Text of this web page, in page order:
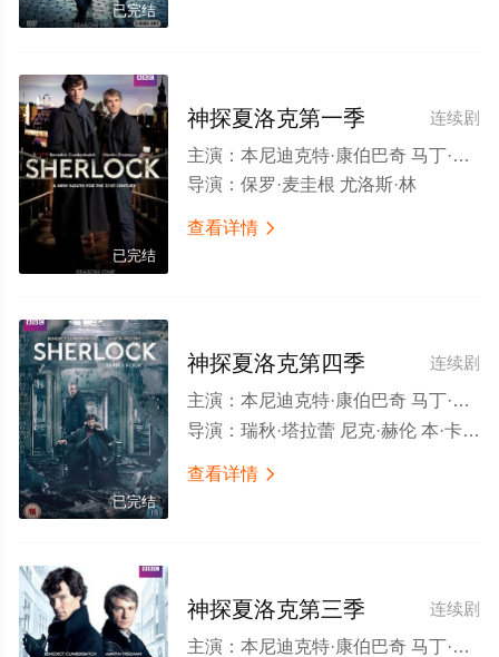
已完结
已完结
连续剧
神探夏洛克第一季
主演： 本尼迪克特·康伯巴奇 马丁·弗瑞曼 鲁珀特·格雷夫斯 安德鲁·斯科特 马克·加蒂斯 尤娜·斯塔布斯 露易丝·布瑞丽 菲尔·戴维斯 嘉玛·陈 奥利维亚·波莉 雯叶特·罗宾逊 坦娅·穆迪 希欧布罕·休莱特 约翰·麦克米兰 杰克·本斯 保罗·彻克 丹尼尔·伯希威尔 博迪·卡维尔 阿尔·韦弗 佐伊·特尔福德 黛布拉·摩尔 马修·尼达姆 Lauren Crace
导演： 保罗·麦圭根 尤洛斯·林
查看详情 
已完结
连续剧
神探夏洛克第四季
主演： 本尼迪克特·康伯巴奇 马丁·弗瑞曼 鲁珀特·格雷夫斯 马克·加蒂斯 安德鲁·斯科特 阿曼达·阿宾顿 尤娜·斯塔布斯 露易丝·布瑞丽 托比·琼斯 琳赛·邓肯 珊·布鲁克 玛西娅·沃伦 西蒙·坤茨 拉斯·米克尔森 埃莉诺·松浦 萨沙·达万 保罗·彻克 查尔斯·爱德华兹 阿曼达·鲁特 罗伯·卡伦德 理查德·西姆斯 安德鲁·伯恩 坦娅·穆迪 James Holmes 艾丽托马斯 David Cromarty Neal Barry 加布里埃尔·格莱斯特 Harry Gostelow
导演： 瑞秋·塔拉蕾 尼克·赫伦 本·卡隆
查看详情 
连续剧
神探夏洛克第三季
主演： 本尼迪克特·康伯巴奇 马丁·弗瑞曼 鲁珀特·格雷夫斯 马克·加蒂斯 安德鲁·斯科特 劳拉·普沃 尤娜·斯塔布斯 露易丝·布瑞丽 阿曼达·阿宾顿 乔纳森·阿里斯 婉妲·泛森 蒂莫西·卡尔顿 大卫·芬恩 莎朗·鲁妮 里克·沃登 戴维·甘特 艾德·伯奇 利萨·麦克阿里斯特 达伦·布朗 拉斯科·阿特金斯 拉斯·米克尔森 亚当·普里克特 保罗·沃伦 Trixiebell Harrowell Tomi May Lovelace Akpojaro